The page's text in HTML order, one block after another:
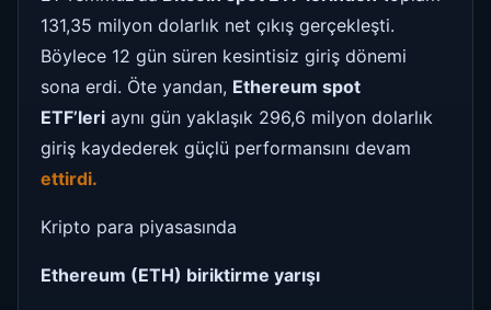
131,35 milyon dolarlık net çıkış gerçekleşti.
Böylece 12 gün süren kesintisiz giriş dönemi
sona erdi. Öte yandan, Ethereum spot
ETF’leri aynı gün yaklaşık 296,6 milyon dolarlık
giriş kaydederek güçlü performansını devam
ettirdi.
Kripto para piyasasında
Ethereum (ETH) biriktirme yarışı